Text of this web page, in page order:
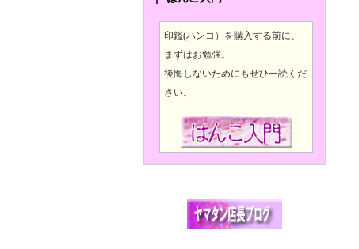
印鑑(ハンコ）を購入する前に、
まずはお勉強。
後悔しないためにもぜひ一読くだ
さい。